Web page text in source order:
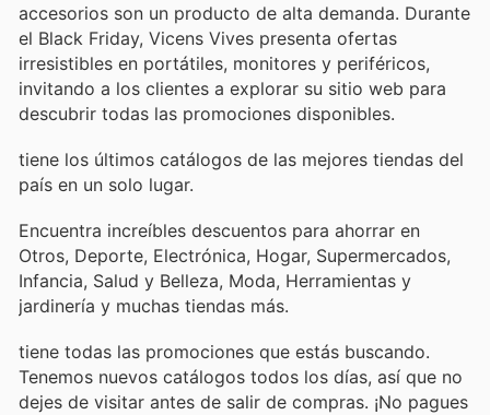
accesorios son un producto de alta demanda. Durante
el Black Friday, Vicens Vives presenta ofertas
irresistibles en portátiles, monitores y periféricos,
invitando a los clientes a explorar su sitio web para
descubrir todas las promociones disponibles.
tiene los últimos catálogos de las mejores tiendas del
país en un solo lugar.
Encuentra increíbles descuentos para ahorrar en
Otros, Deporte, Electrónica, Hogar, Supermercados,
Infancia, Salud y Belleza, Moda, Herramientas y
jardinería y muchas tiendas más.
tiene todas las promociones que estás buscando.
Tenemos nuevos catálogos todos los días, así que no
dejes de visitar antes de salir de compras. ¡No pagues